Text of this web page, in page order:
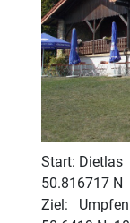
Start: Dietlas
50.816717 N
Ziel: Umpfen